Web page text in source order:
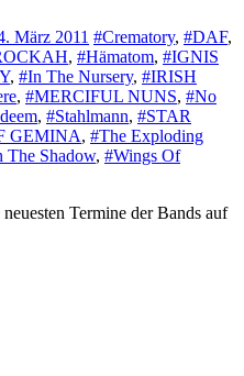
März 2011 #Crematory, #DAF,
, #Hämatom, #IGNIS
, #In The Nursery, #IRISH
, #MERCIFUL NUNS, #No
, #Stahlmann, #STAR
GEMINA, #The Exploding
The Shadow, #Wings Of